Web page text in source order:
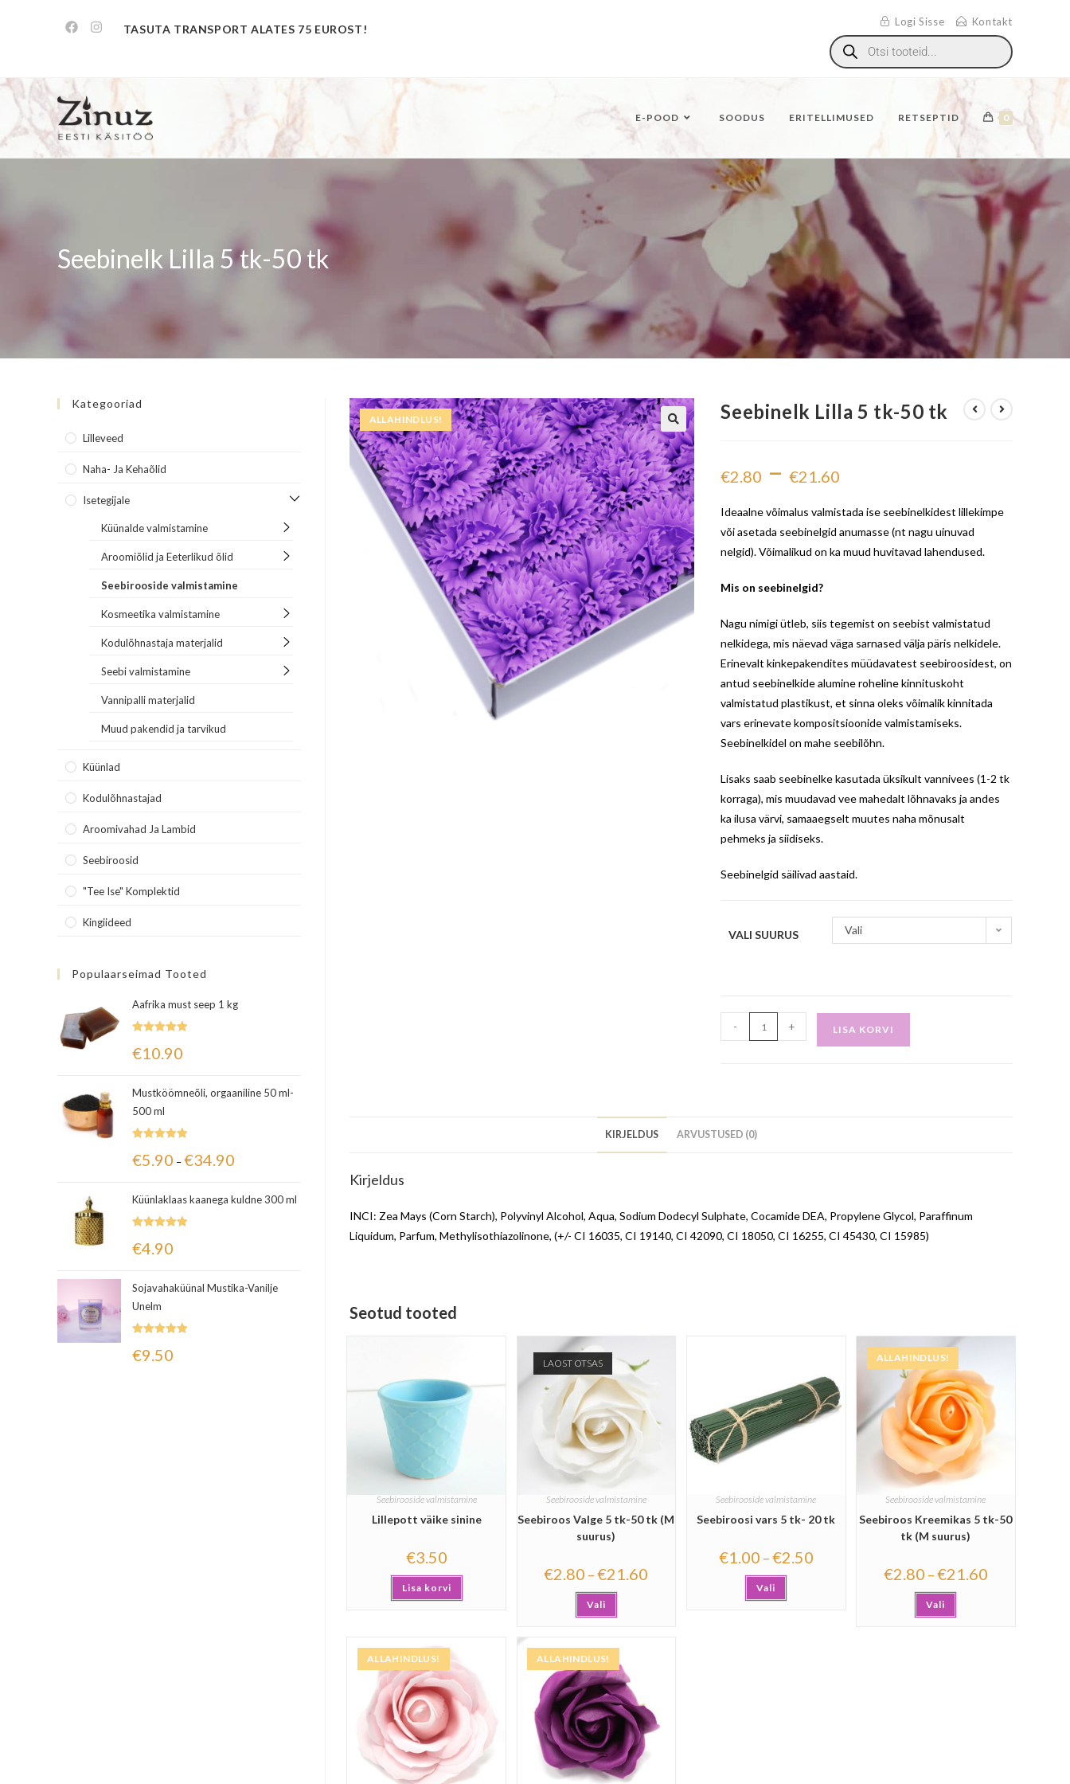
Logi Sisse Kontakt
TASUTA TRANSPORT ALATES 75 EUROST!
E-POOD SOODUS ERITELLIMUSED RETSEPTID 0
Seebinelk Lilla 5 tk-50 tk
ALLAHINDLUS! Seebinelk Lilla 5 tk-50 tk
€2.80 – €21.60
Ideaalne võimalus valmistada ise seebinelkidest lillekimpe
või asetada seebinelgid anumasse (nt nagu uinuvad
nelgid). Võimalikud on ka muud huvitavad lahendused.
Mis on seebinelgid?
Nagu nimigi ütleb, siis tegemist on seebist valmistatud
nelkidega, mis näevad väga sarnased välja päris nelkidele.
Erinevalt kinkepakendites müüdavatest seebiroosidest, on
antud seebinelkide alumine roheline kinnituskoht
valmistatud plastikust, et sinna oleks võimalik kinnitada
vars erinevate kompositsioonide valmistamiseks.
Seebinelkidel on mahe seebilõhn.
Lisaks saab seebinelke kasutada üksikult vannivees (1-2 tk
korraga), mis muudavad vee mahedalt lõhnavaks ja andes
ka ilusa värvi, samaaegselt muutes naha mõnusalt
pehmeks ja siidiseks.
Seebinelgid säilivad aastaid.
VALI SUURUS Vali
- + LISA KORVI
KIRJELDUS ARVUSTUSED (0)
Kirjeldus
INCI: Zea Mays (Corn Starch), Polyvinyl Alcohol, Aqua, Sodium Dodecyl Sulphate, Cocamide DEA, Propylene Glycol, Paraffinum
Liquidum, Parfum, Methylisothiazolinone, (+/- CI 16035, CI 19140, CI 42090, CI 18050, CI 16255, CI 45430, CI 15985)
Seotud tooted
Seebirooside valmistamine
Lillepott väike sinine
€3.50
Lisa korvi
LAOST OTSAS
Seebirooside valmistamine
Seebiroos Valge 5 tk-50 tk (M
suurus)
€2.80 –€21.60
Vali
Seebirooside valmistamine
Seebiroosi vars 5 tk- 20 tk
€1.00 –€2.50
Vali
ALLAHINDLUS!
Seebirooside valmistamine
Seebiroos Kreemikas 5 tk-50
tk (M suurus)
€2.80 –€21.60
Vali
ALLAHINDLUS! ALLAHINDLUS!
Kategooriad
Lilleveed
Naha- Ja Kehaõlid
Isetegijale
Küünalde valmistamine
Aroomiõlid ja Eeterlikud õlid
Seebirooside valmistamine
Kosmeetika valmistamine
Kodulõhnastaja materjalid
Seebi valmistamine
Vannipalli materjalid
Muud pakendid ja tarvikud
Küünlad
Kodulõhnastajad
Aroomivahad Ja Lambid
Seebiroosid
"Tee Ise" Komplektid
Kingiideed
Populaarseimad Tooted
Aafrika must seep 1 kg
5.00/ 5
€10.90
Mustköömneõli, orgaaniline 50 ml-
500 ml
5.00 / 5
€5.90 –€34.90
Küünlaklaas kaanega kuldne 300 ml
5.00/ 5
€4.90
Sojavahaküünal Mustika-Vanilje
Unelm
5.00 / 5
€9.50